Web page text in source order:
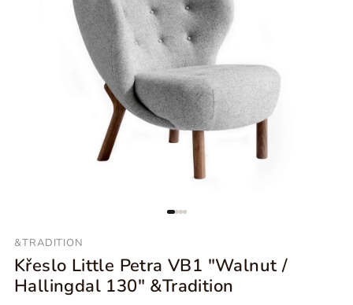
&TRADITION
Křeslo Little Petra VB1 "Walnut /
Hallingdal 130" &Tradition